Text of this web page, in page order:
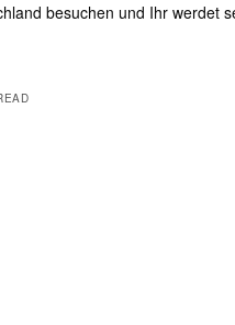
besuchen und Ihr werdet